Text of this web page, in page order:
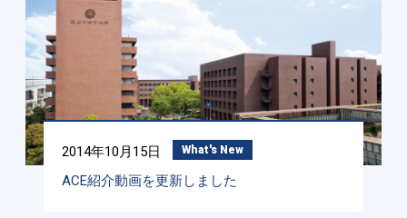
2014年10月15日 What's New
ACE紹介動画を更新しました